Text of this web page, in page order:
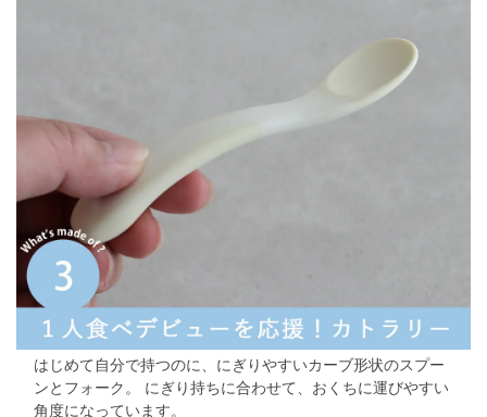
はじめて自分で持つのに、にぎりやすいカーブ形状のスプー
ンとフォーク。
にぎり持ちに合わせて、おくちに運びやすい
角度になっています。